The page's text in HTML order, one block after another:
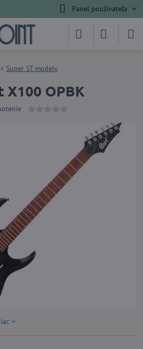
Panel používateľa
Super ST modely
X100 OPBK